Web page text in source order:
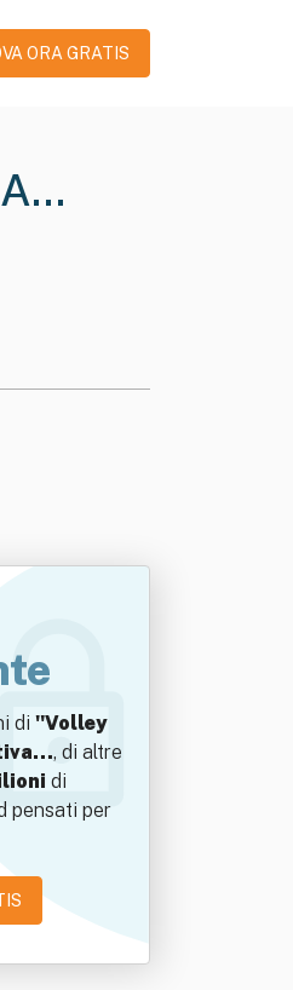
ORA GRATIS
di "Volley
, di altre
di
pensati per